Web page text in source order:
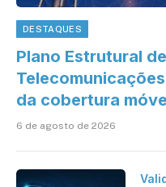
DESTAQUES
Plano Estrutural
da cobertura
6 de agosto de 2026